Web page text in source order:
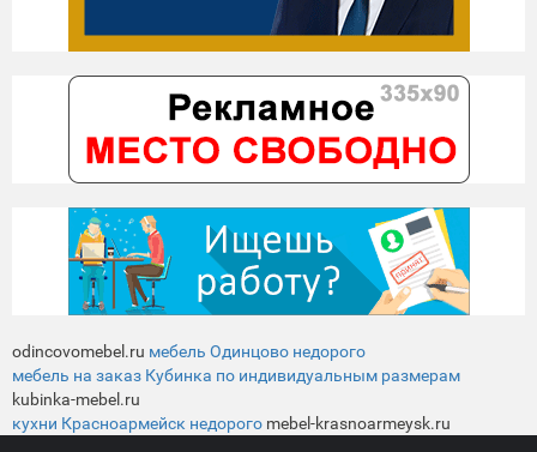
odincovomebel.ru мебель Одинцово недорого
мебель на заказ Кубинка по индивидуальным размерам
kubinka-mebel.ru
кухни Красноармейск недорого mebel-krasnoarmeysk.ru